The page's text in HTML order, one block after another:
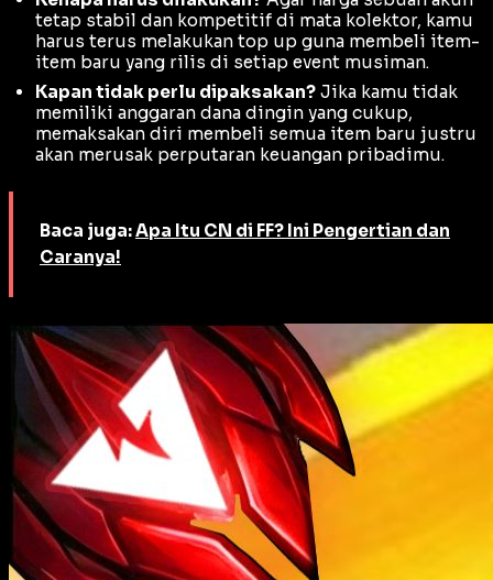
tetap stabil dan kompetitif di mata kolektor, kamu
harus terus melakukan top up guna membeli item-
item baru yang rilis di setiap event musiman.
Kapan tidak perlu dipaksakan? Jika kamu tidak
memiliki anggaran dana dingin yang cukup,
memaksakan diri membeli semua item baru justru
akan merusak perputaran keuangan pribadimu.
Baca juga:Apa Itu CN di FF? Ini Pengertian dan
Caranya!